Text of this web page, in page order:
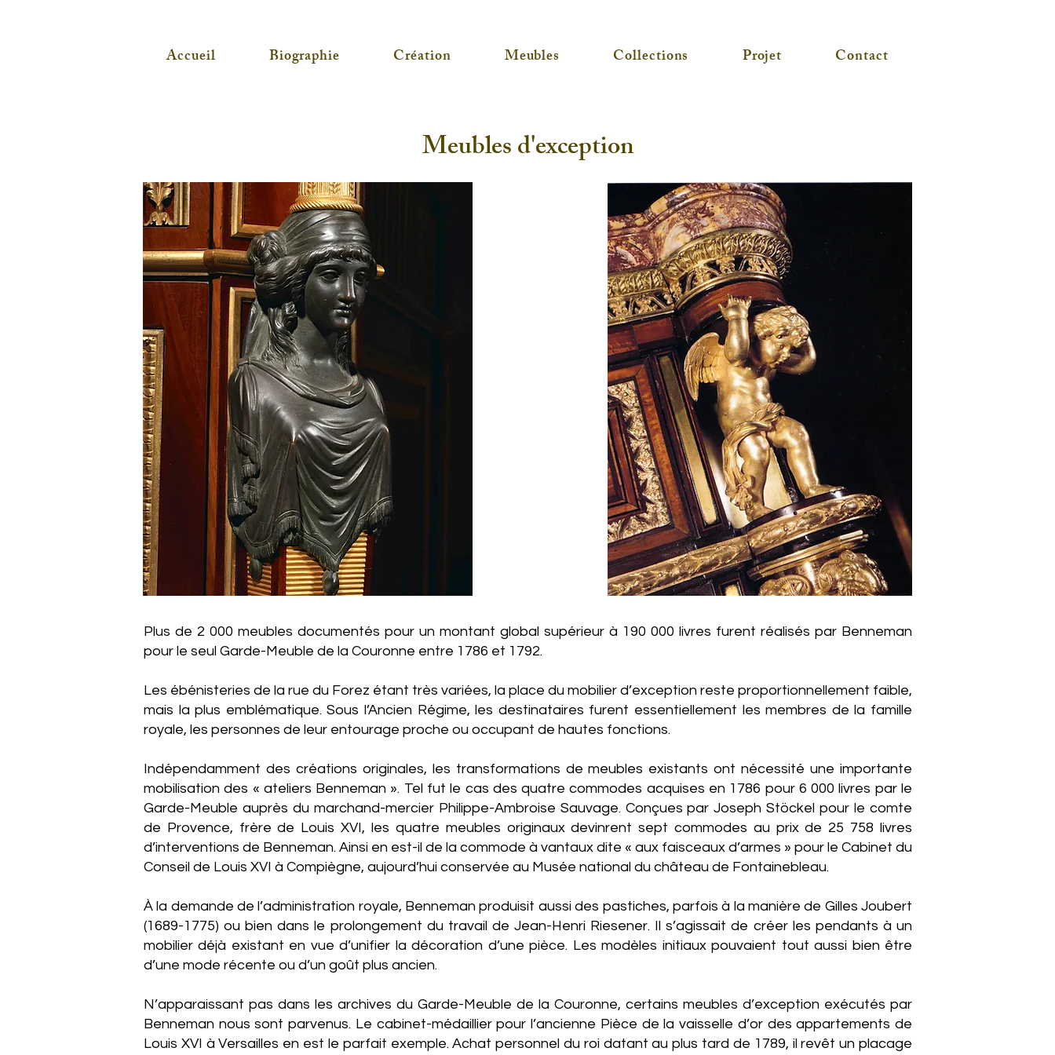
Accueil Biographie Création Meubles Collections Projet Contact
Meubles d'exception
Plus de 2 000 meubles documentés pour un montant global supérieur à 190 000 livres furent réalisés par Benneman
pour le seul Garde-Meuble de la Couronne entre 1786 et 1792.
Les ébénisteries de la rue du Forez étant très variées, la place du mobilier d’exception reste proportionnellement faible,
mais la plus emblématique. Sous l’Ancien Régime, les destinataires furent essentiellement les membres de la famille
royale, les personnes de leur entourage proche ou occupant de hautes fonctions.
Indépendamment des créations originales, les transformations de meubles existants ont nécessité une importante
mobilisation des « ateliers Benneman ». Tel fut le cas des quatre commodes acquises en 1786 pour 6 000 livres par le
Garde-Meuble auprès du marchand-mercier Philippe-Ambroise Sauvage. Conçues par Joseph Stöckel pour le comte
de Provence, frère de Louis XVI, les quatre meubles originaux devinrent sept commodes au prix de 25 758 livres
d’interventions de Benneman. Ainsi en est-il de la commode à vantaux dite « aux faisceaux d’armes » pour le Cabinet du
Conseil de Louis XVI à Compiègne, aujourd’hui conservée au Musée national du château de Fontainebleau.
À la demande de l’administration royale, Benneman produisit aussi des pastiches, parfois à la manière de Gilles Joubert
(1689-1775) ou bien dans le prolongement du travail de Jean-Henri Riesener. Il s’agissait de créer les pendants à un
mobilier déjà existant en vue d’unifier la décoration d’une pièce. Les modèles initiaux pouvaient tout aussi bien être
d’une mode récente ou d’un goût plus ancien.
N’apparaissant pas dans les archives du Garde-Meuble de la Couronne, certains meubles d’exception exécutés par
Benneman nous sont parvenus. Le cabinet-médaillier pour l’ancienne Pièce de la vaisselle d’or des appartements de
Louis XVI à Versailles en est le parfait exemple. Achat personnel du roi datant au plus tard de 1789, il revêt un placage